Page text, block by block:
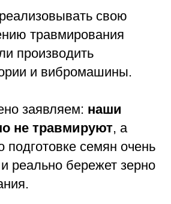
свою
травмирования
производить
и вибромашины.
заявляем: наши
не травмируют, а
семян очень
реально бережет зерно